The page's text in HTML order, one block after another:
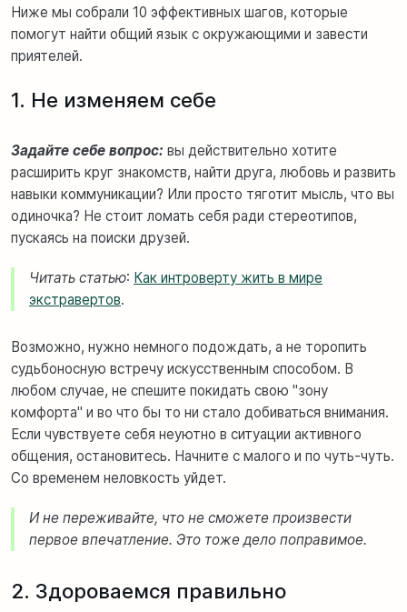
Ниже мы собрали 10 эффективных шагов, которые
помогут найти общий язык с окружающими и завести
приятелей.
1. Не изменяем себе
Задайте себе вопрос: вы действительно хотите
расширить круг знакомств, найти друга, любовь и развить
навыки коммуникации? Или просто тяготит мысль, что вы
одиночка? Не стоит ломать себя ради стереотипов,
пускаясь на поиски друзей.
Читать статью: Как интроверту жить в мире
экстравертов.
Возможно, нужно немного подождать, а не торопить
судьбоносную встречу искусственным способом. В
любом случае, не спешите покидать свою "зону
комфорта" и во что бы то ни стало добиваться внимания.
Если чувствуете себя неуютно в ситуации активного
общения, остановитесь. Начните с малого и по чуть-чуть.
Со временем неловкость уйдет.
И не переживайте, что не сможете произвести
первое впечатление. Это тоже дело поправимое.
2. Здороваемся правильно